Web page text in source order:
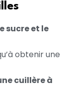
sucre et le
obtenir une
cuillère à